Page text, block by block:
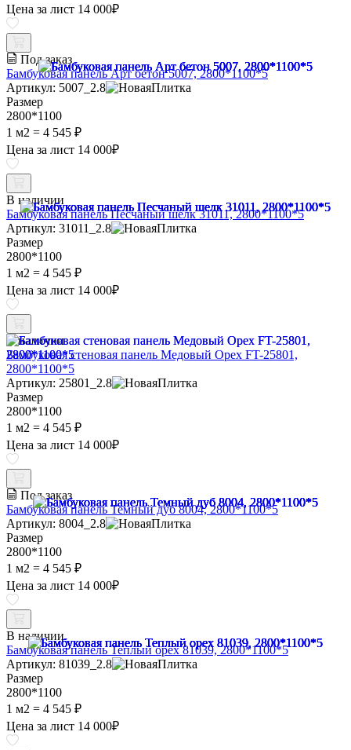
Цена за лист 14 000₽
Под заказ
Бамбуковая панель Арт бетон 5007, 2800*1100*5
Артикул: 5007_2.8
Размер
2800*1100
1 м2 = 4 545 ₽
Цена за лист 14 000₽
В наличии
Бамбуковая панель Песчаный шелк 31011, 2800*1100*5
Артикул: 31011_2.8
Размер
2800*1100
1 м2 = 4 545 ₽
Цена за лист 14 000₽
В наличии
Бамбуковая стеновая панель Медовый Орех FT-25801,
2800*1100*5
Артикул: 25801_2.8
Размер
2800*1100
1 м2 = 4 545 ₽
Цена за лист 14 000₽
Под заказ
Бамбуковая панель Темный дуб 8004, 2800*1100*5
Артикул: 8004_2.8
Размер
2800*1100
1 м2 = 4 545 ₽
Цена за лист 14 000₽
В наличии
Бамбуковая панель Теплый орех 81039, 2800*1100*5
Артикул: 81039_2.8
Размер
2800*1100
1 м2 = 4 545 ₽
Цена за лист 14 000₽